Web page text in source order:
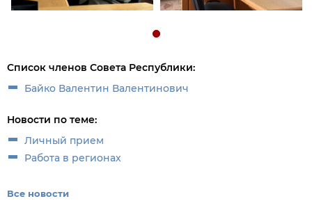
Список членов Совета Республики:
Байко Валентин Валентинович
Новости по теме:
Личный прием
Работа в регионах
Все новости